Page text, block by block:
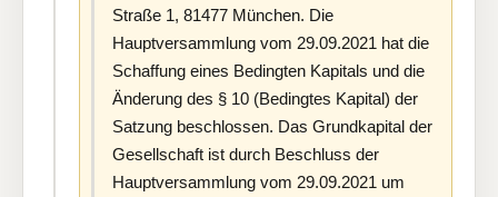
Straße 1, 81477 München. Die
Hauptversammlung vom 29.09.2021 hat die
Schaffung eines Bedingten Kapitals und die
Änderung des § 10 (Bedingtes Kapital) der
Satzung beschlossen. Das Grundkapital der
Gesellschaft ist durch Beschluss der
Hauptversammlung vom 29.09.2021 um